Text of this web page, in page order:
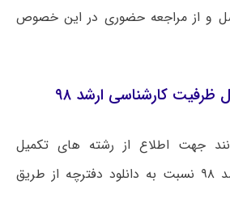
حاصل و از مراجعه حضوری در این خصوص
ظرفیت کارشناسی ارشد ۹۸
جهت اطلاع از رشته های تکمیل
ظرفیت کارشناسی ارشد ۹۸ نسبت به دانلود دفترچه از طریق